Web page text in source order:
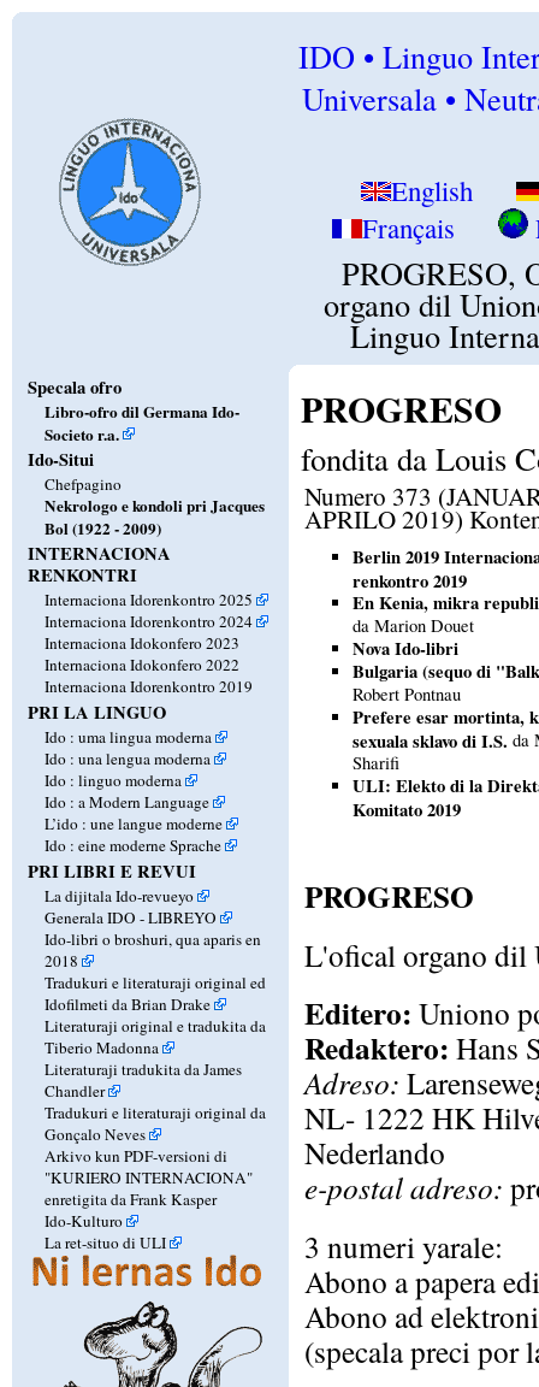
IDO • Linguo
Universala •
English
Français
PROGRESO,
organo dil
Linguo
Specala ofro
Libro-ofro dil Germana Ido-
Societo r.a.
Ido-Situi
Chefpagino
Nekrologo e kondoli pri Jacques
Bol (1922 - 2009)
INTERNACIONA
RENKONTRI
Internaciona Idorenkontro 2025
Internaciona Idorenkontro 2024
Internaciona Idokonfero 2023
Internaciona Idokonfero 2022
Internaciona Idorenkontro 2019
PRI LA LINGUO
Ido : uma lingua moderna
Ido : una lengua moderna
Ido : linguo moderna
Ido : a Modern Language
L’ido : une langue moderne
Ido : eine moderne Sprache
PRI LIBRI E REVUI
La dijitala Ido-revueyo
Generala IDO - LIBREYO
Ido-libri o broshuri, qua aparis en
2018
Tradukuri e literaturaji original ed
Idofilmeti da Brian Drake
Literaturaji original e tradukita da
Tiberio Madonna
Literaturaji tradukita da James
Chandler
Tradukuri e literaturaji original da
Gonçalo Neves
Arkivo kun PDF-versioni di
"KURIERO INTERNACIONA"
enretigita da Frank Kasper
Ido-Kulturo
La ret-situo di ULI
PROGRESO
fondita da Louis
Numero 373
APRILO 2019)
Berlin 2019
renkontro 2019
En Kenia, mikra
da Marion Douet
Nova Ido-libri
Bulgaria (sequo di
Robert Pontnau
Prefere esar mortinta,
sexuala sklavo di I.S. da
Sharifi
ULI: Elekto di la
Komitato 2019
PROGRESO
L'ofical organo dil
Editero: Uniono
Redaktero: Hans
Adreso:
NL- 1222 HK
Nederlando
e-postal adreso:
3 numeri yarale:
Abono a papera
Abono ad
(specala preci por